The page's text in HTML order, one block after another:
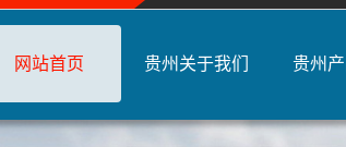
网站首页 贵州关于我们 贵州